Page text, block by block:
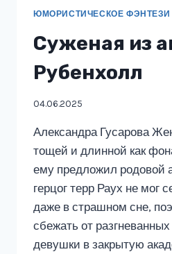
ЮМОРИСТИЧЕСКОЕ ФЭНТЕЗИ
Суженая из
Рубенхолл
04.06.2025
Александра Гусарова
тощей и длинной как
ему предложил родовой
герцог терр Раух не мог
даже в страшном сне,
сбежать от
девушки в закрытую